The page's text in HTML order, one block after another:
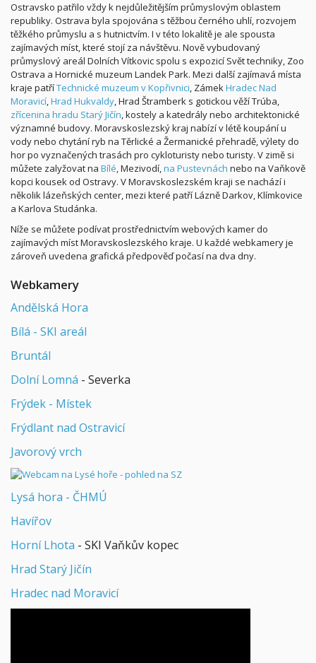
Ostravsko patřilo vždy k nejdůležitějším průmyslovým oblastem
republiky. Ostrava byla spojována s těžbou černého uhlí, rozvojem
těžkého průmyslu a s hutnictvím. I v této lokalitě je ale spousta
zajímavých míst, které stojí za návštěvu. Nově vybudovaný
průmyslový areál Dolních Vítkovic spolu s expozicí Svět techniky, Zoo
Ostrava a Hornické muzeum Landek Park. Mezi další zajímavá místa
kraje patříTechnické muzeum v Kopřivnici, ZámekHradec Nad
Moravicí,Hrad Hukvaldy, Hrad Štramberk s gotickou věží Trúba,
zřícenina hradu Starý Jičín, kostely a katedrály nebo architektonické
významné budovy. Moravskoslezský kraj nabízí v létě koupání u
vody nebo chytání ryb na Těrlické a Žermanické přehradě, výlety do
hor po vyznačených trasách pro cykloturisty nebo turisty. V zimě si
můžete zalyžovat na Bílé, Mezivodí,na Pustevnách nebo na Vaňkově
kopci kousek od Ostravy. V Moravskoslezském kraji se nachází i
několik lázeňských center, mezi které patří Lázně Darkov, Klímkovice
a Karlova Studánka.
Níže se můžete podívat prostřednictvím webových kamer do
zajímavých míst Moravskoslezského kraje. U každé webkamery je
zároveň uvedena grafická předpověď počasí na dva dny.
Webkamery
Andělská Hora
Bílá - SKI areál
Bruntál
Dolní Lomná - Severka
Frýdek - Místek
Frýdlant nad Ostravicí
Javorový vrch
Lysá hora - ČHMÚ
Havířov
Horní Lhota - SKI Vaňkův kopec
Hrad Starý Jičín
Hradec nad Moravicí